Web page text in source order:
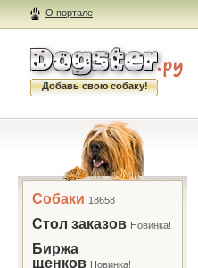
О портале
Добавь свою собаку!
Собаки 18658
Стол заказов Новинка!
Биржа
щенков Новинка!